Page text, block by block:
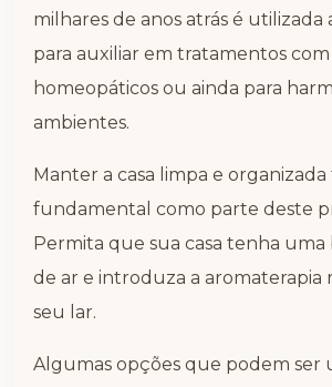
milhares de anos atrás é utilizada
para auxiliar em tratamentos
homeopáticos ou ainda para
ambientes.
Manter a casa limpa e
fundamental como parte deste
Permita que sua casa tenha uma
de ar e introduza a aromaterapia
seu lar.
Algumas opções que podem ser